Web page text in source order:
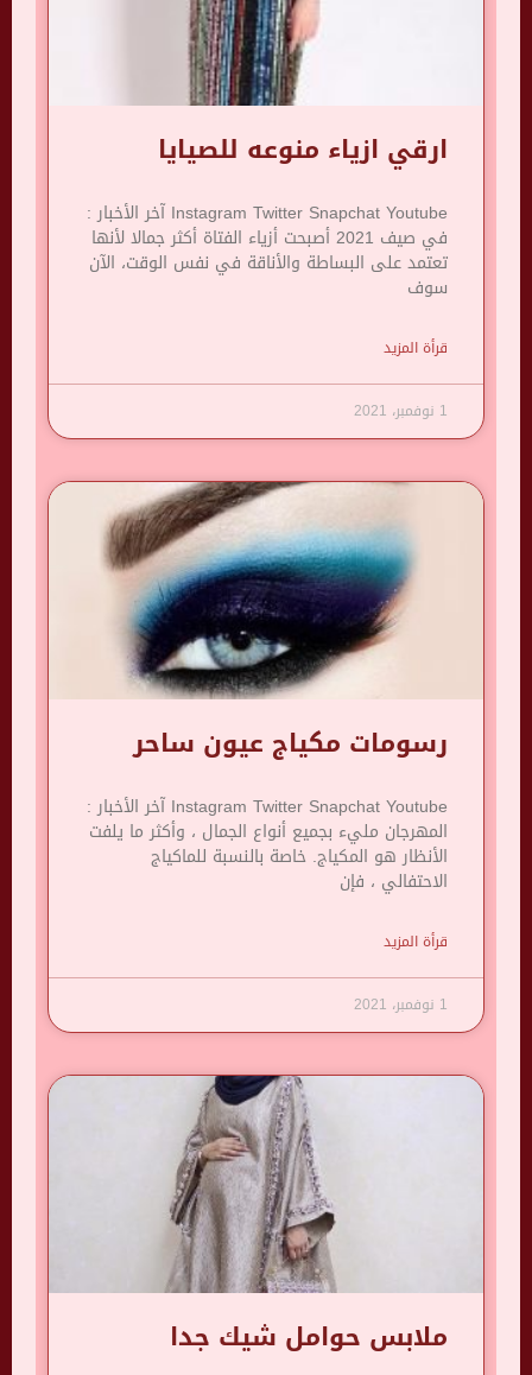
ارقي ازياء منوعه للصيايا
Instagram Twitter Snapchat Youtube آخر الأخبار :
في صيف 2021 أصبحت أزياء الفتاة أكثر جمالا لأنها
تعتمد على البساطة والأناقة في نفس الوقت، الآن
سوف
قرأة المزيد
1 نوفمبر، 2021
رسومات مكياج عيون ساحر
Instagram Twitter Snapchat Youtube آخر الأخبار :
المهرجان مليء بجميع أنواع الجمال ، وأكثر ما يلفت
الأنظار هو المكياج. خاصة بالنسبة للماكياج
الاحتفالي ، فإن
قرأة المزيد
1 نوفمبر، 2021
ملابس حوامل شيك جدا